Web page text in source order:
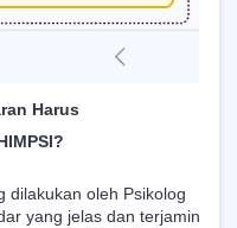
Harus
dilakukan oleh Psikolog
yang jelas dan terjamin